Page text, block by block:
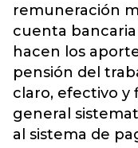
remuneración
cuenta
hacen los
pensión del
claro, efectivo y
general
al sistema de